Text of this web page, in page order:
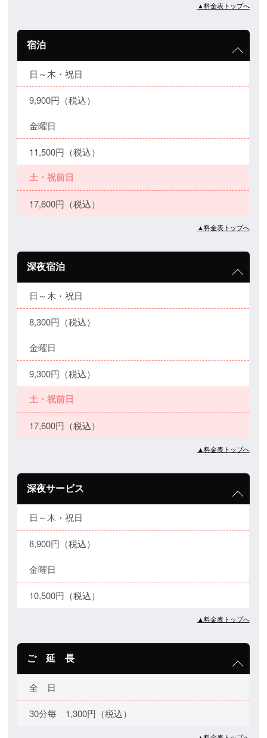
▲料金表トップへ
宿泊
日～木・祝日
9,900円（税込）
金曜日
11,500円（税込）
土・祝前日
17,600円（税込）
▲料金表トップへ
深夜宿泊
日～木・祝日
8,300円（税込）
金曜日
9,300円（税込）
土・祝前日
17,600円（税込）
▲料金表トップへ
深夜サービス
日～木・祝日
8,900円（税込）
金曜日
10,500円（税込）
▲料金表トップへ
ご 延 長
全 日
30分毎 1,300円（税込）